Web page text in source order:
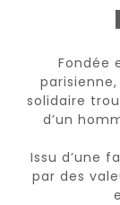
Fondée
solidaire
d’un
Issu d’une
par des